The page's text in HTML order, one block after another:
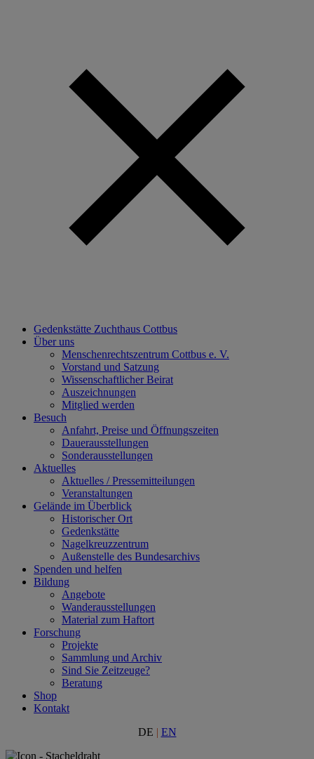
Gedenkstätte Zuchthaus Cottbus
Über uns
Menschenrechtszentrum Cottbus e. V.
Vorstand und Satzung
Wissenschaftlicher Beirat
Auszeichnungen
Mitglied werden
Besuch
Anfahrt, Preise und Öffnungszeiten
Dauerausstellungen
Sonderausstellungen
Aktuelles
Aktuelles / Pressemitteilungen
Veranstaltungen
Gelände im Überblick
Historischer Ort
Gedenkstätte
Nagelkreuzzentrum
Außenstelle des Bundesarchivs
Spenden und helfen
Bildung
Angebote
Wanderausstellungen
Material zum Haftort
Forschung
Projekte
Sammlung und Archiv
Sind Sie Zeitzeuge?
Beratung
Shop
Kontakt
DE | EN